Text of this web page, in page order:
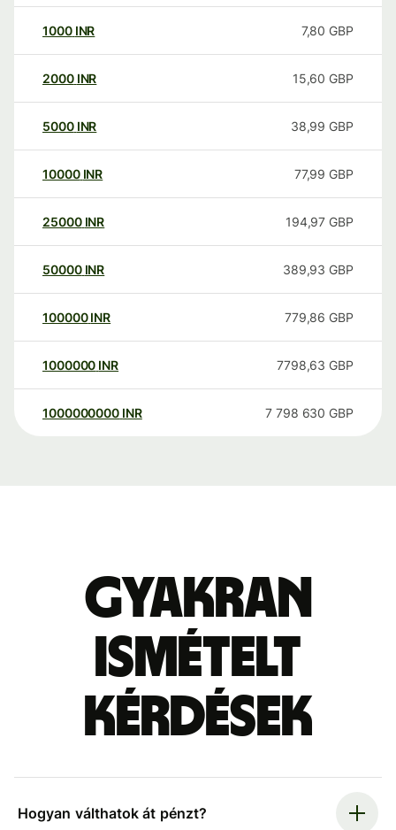
1000 INR 7,80 GBP
2000 INR 15,60 GBP
5000 INR 38,99 GBP
10000 INR 77,99 GBP
25000 INR 194,97 GBP
50000 INR 389,93 GBP
100000 INR 779,86 GBP
1000000 INR 7798,63 GBP
1000000000 INR 7 798 630 GBP
Gyakran
ismételt
kérdések
Hogyan válthatok át pénzt?